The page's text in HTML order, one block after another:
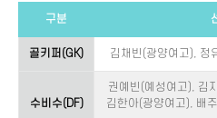
구분
골키퍼(GK) 김채빈(광양여고), 정
수비수(DF)
권예빈(예성여고), 김
김한아(광양여고), 배